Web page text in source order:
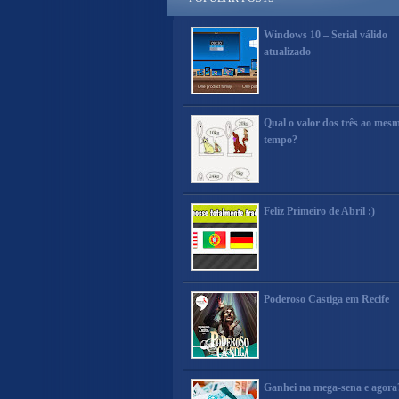
Windows 10 – Serial válido
atualizado
Qual o valor dos três ao
tempo?
Feliz Primeiro de Abril :)
Poderoso Castiga em Recife
Ganhei na mega-sena e